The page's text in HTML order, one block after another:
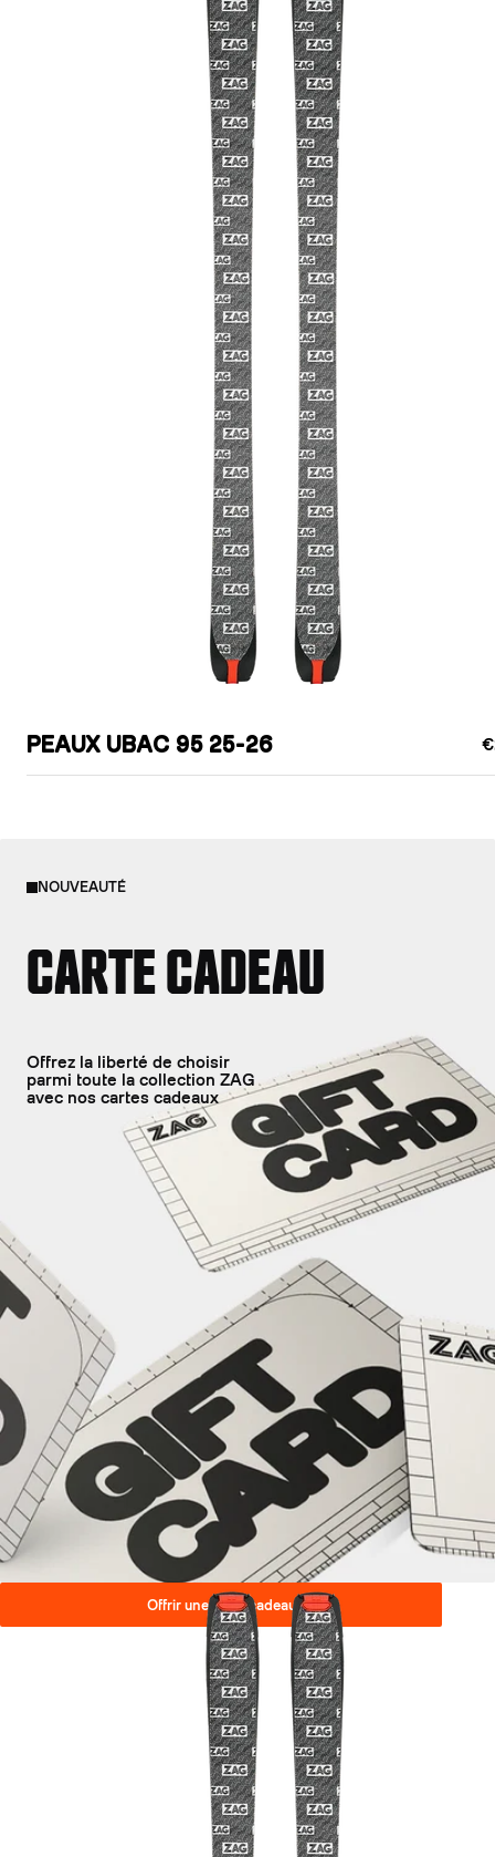
PEAUX UBAC 95 25-26
NOUVEAUTÉ
CARTE CADEAU
Offrez la liberté de choisir
parmi toute la collection ZAG
avec nos cartes cadeaux
Offrir une carte cadeau